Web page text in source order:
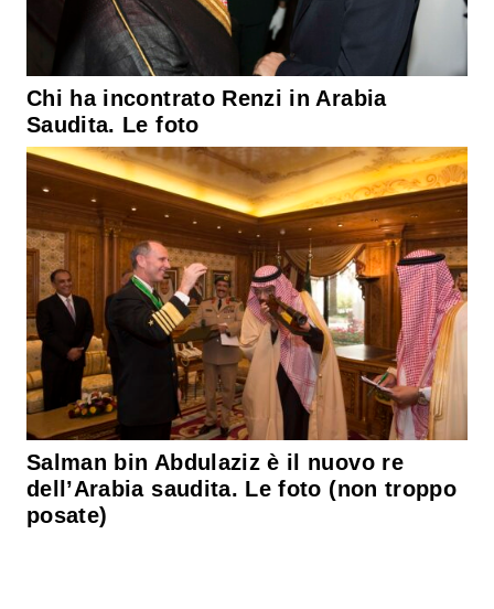
Chi ha incontrato Renzi in Arabia
Saudita. Le foto
Salman bin Abdulaziz è il nuovo re
dell’Arabia saudita. Le foto (non troppo
posate)